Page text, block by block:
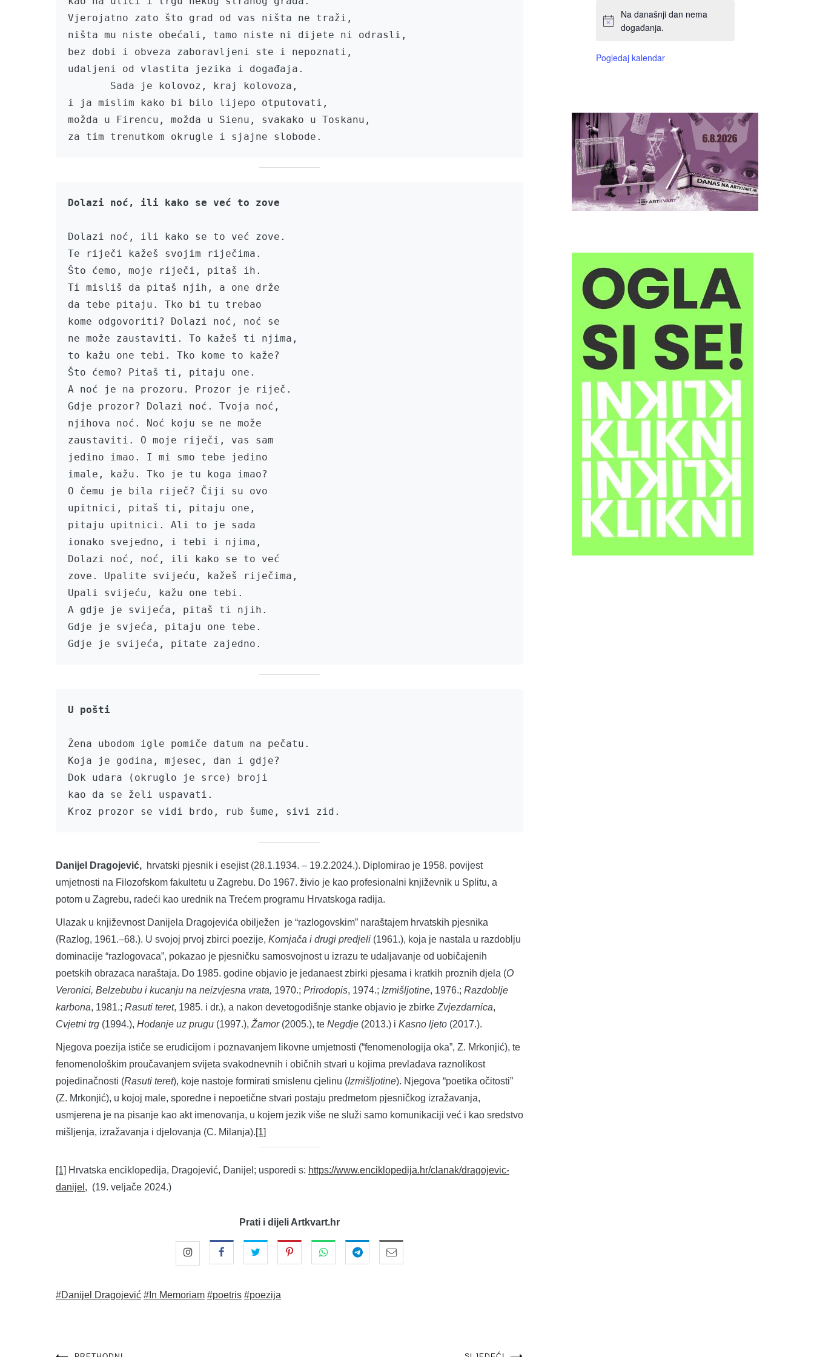
Vjerojatno zato što grad od vas ništa ne traži,
ništa mu niste obećali, tamo niste ni dijete ni odrasli,
bez dobi i obveza zaboravljeni ste i nepoznati,
udaljeni od vlastita jezika i događaja.
i ja mislim kako bi bilo lijepo otputovati,
možda u Firencu, možda u Sienu, svakako u Toskanu,
Dolazi noć, ili kako se to već zove.
Te riječi kažeš svojim riječima.
Što ćemo, moje riječi, pitaš ih.
Ti misliš da pitaš njih, a one drže
da tebe pitaju. Tko bi tu trebao
kome odgovoriti? Dolazi noć, noć se
ne može zaustaviti. To kažeš ti njima,
to kažu one tebi. Tko kome to kaže?
Što ćemo? Pitaš ti, pitaju one.
A noć je na prozoru. Prozor je riječ.
Gdje prozor? Dolazi noć. Tvoja noć,
njihova noć. Noć koju se ne može
zaustaviti. O moje riječi, vas sam
jedino imao. I mi smo tebe jedino
imale, kažu. Tko je tu koga imao?
O čemu je bila riječ? Čiji su ovo
upitnici, pitaš ti, pitaju one,
pitaju upitnici. Ali to je sada
ionako svejedno, i tebi i njima,
Dolazi noć, noć, ili kako se to već
zove. Upalite svijeću, kažeš riječima,
Upali svijeću, kažu one tebi.
A gdje je svijeća, pitaš ti njih.
Gdje je svjeća, pitaju one tebe.
Gdje je svijeća, pitate zajedno.
U pošti
Žena ubodom igle pomiče datum na pečatu.
Koja je godina, mjesec, dan i gdje?
Dok udara (okruglo je srce) broji
kao da se želi uspavati.
Kroz prozor se vidi brdo, rub šume, sivi zid.
Danijel Dragojević, hrvatski pjesnik i esejist (28.1.1934. – 19.2.2024.). Diplomirao je 1958. povijest
umjetnosti na Filozofskom fakultetu u Zagrebu. Do 1967. živio je kao profesionalni književnik u Splitu, a
potom u Zagrebu, radeći kao urednik na Trećem programu Hrvatskoga radija.
Ulazak u književnost Danijela Dragojevića obilježen je “razlogovskim” naraštajem hrvatskih pjesnika
(Razlog, 1961.–68.). U svojoj prvoj zbirci poezije, Kornjača i drugi predjeli (1961.), koja je nastala u razdoblju
dominacije “razlogovaca”, pokazao je pjesničku samosvojnost u izrazu te udaljavanje od uobičajenih
poetskih obrazaca naraštaja. Do 1985. godine objavio je jedanaest zbirki pjesama i kratkih proznih djela (O
Veronici, Belzebubu i kucanju na neizvjesna vrata, 1970.; Prirodopis, 1974.; Izmišljotine, 1976.; Razdoblje
karbona, 1981.; Rasuti teret, 1985. i dr.), a nakon devetogodišnje stanke objavio je zbirke Zvjezdarnica,
Cvjetni trg (1994.), Hodanje uz prugu (1997.), Žamor(2005.), te Negdje (2013.) i Kasno ljeto (2017.).
Njegova poezija ističe se erudicijom i poznavanjem likovne umjetnosti (“fenomenologija oka”, Z. Mrkonjić), te
fenomenološkim proučavanjem svijeta svakodnevnih i običnih stvari u kojima prevladava raznolikost
pojedinačnosti (Rasuti teret), koje nastoje formirati smislenu cjelinu (Izmišljotine). Njegova “poetika očitosti”
(Z. Mrkonjić), u kojoj male, sporedne i nepoetične stvari postaju predmetom pjesničkog izražavanja,
usmjerena je na pisanje kao akt imenovanja, u kojem jezik više ne služi samo komunikaciji već i kao sredstvo
mišljenja, izražavanja i djelovanja (C. Milanja).[1]
[1] Hrvatska enciklopedija, Dragojević, Danijel; usporedi s: https://www.enciklopedija.hr/clanak/dragojevic-
danijel , (19. veljače 2024.)
Prati i dijeli Artkvart.hr
#Danijel Dragojević #In Memoriam #poetris #poezija
Na današnji dan nema
događanja.
Pogledaj kalendar